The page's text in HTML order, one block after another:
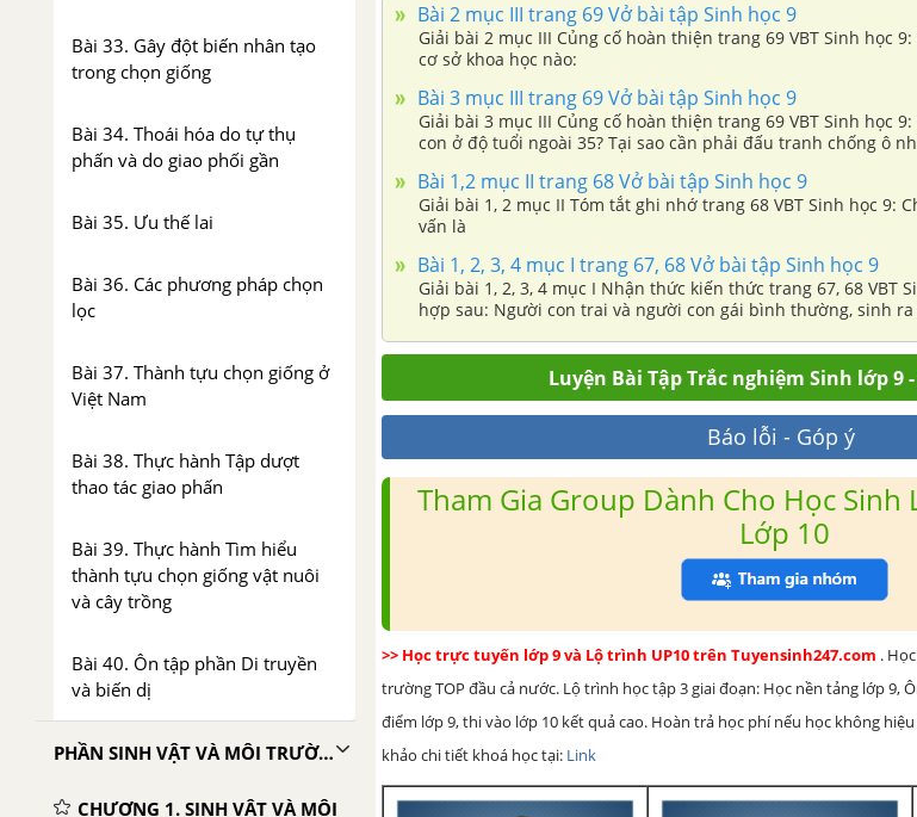
Bài 33. Gây đột biến nhân tạo
trong chọn giống
Bài 34. Thoái hóa do tự thụ
phấn và do giao phối gần
Bài 35. Ưu thế lai
Bài 36. Các phương pháp chọn
lọc
Bài 37. Thành tựu chọn giống ở
Việt Nam
Bài 38. Thực hành Tập dượt
thao tác giao phấn
Bài 39. Thực hành Tìm hiểu
thành tựu chọn giống vật nuôi
và cây trồng
Bài 40. Ôn tập phần Di truyền
và biến dị
PHẦN SINH VẬT VÀ MÔI TRƯỜNG
CHƯƠNG 1. SINH VẬT VÀ MÔI
Bài 2 mục III trang 69 Vở bài tập Sinh học 9
Giải bài 2 mục III Củng cố hoàn thiện trang 69 VBT Sinh học
cơ sở khoa học nào:
Bài 3 mục III trang 69 Vở bài tập Sinh học 9
Giải bài 3 mục III Củng cố hoàn thiện trang 69 VBT Sinh học
con ở độ tuổi ngoài 35? Tại sao cần phải đấu tranh chống ô
Bài 1,2 mục II trang 68 Vở bài tập Sinh học 9
Giải bài 1, 2 mục II Tóm tắt ghi nhớ trang 68 VBT Sinh học 9:
vấn là
Bài 1, 2, 3, 4 mục I trang 67, 68 Vở bài tập Sinh học 9
Giải bài 1, 2, 3, 4 mục I Nhận thức kiến thức trang 67, 68 VBT Sinh học 9: ghiên cứu trường
hợp sau: Người con trai và người con gái bình thường, sinh
Luyện Bài Tập Trắc nghiệm Sinh lớp 9
Báo lỗi - Góp ý
Tham Gia Group Dành Cho Học Sinh
Lớp 10
>> Học trực tuyến lớp 9 và Lộ trình UP10 trên Tuyensinh247.com .
trường TOP đầu cả nước. Lộ trình học tập 3 giai đoạn: Học nền tảng lớp 9,
điểm lớp 9, thi vào lớp 10 kết quả cao. Hoàn trả học phí nếu học không
khảo chi tiết khoá học tại: Link